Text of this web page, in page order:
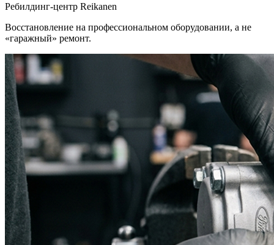
Ребилдинг-центр Reikanen
Восстановление на профессиональном оборудовании, а не
«гаражный» ремонт.